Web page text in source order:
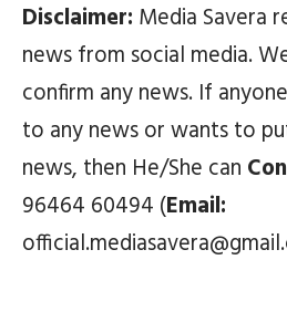
Disclaimer: Media Savera
news from social media.
confirm any news. If
to any news or wants to
news, then He/She can
96464 60494 (Email: